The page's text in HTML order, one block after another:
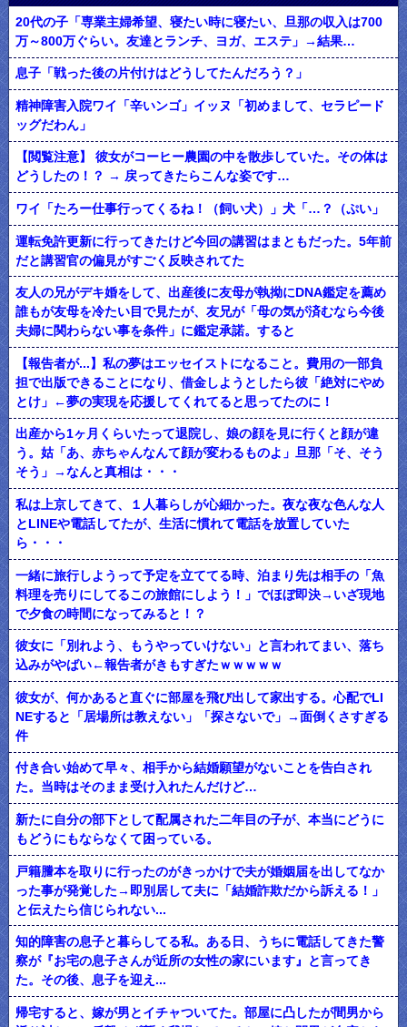
20代の子「専業主婦希望、寝たい時に寝たい、旦那の収入は700
万～800万ぐらい。友達とランチ、ヨガ、エステ」→結果…
息子「戦った後の片付けはどうしてたんだろう？」
精神障害入院ワイ「辛いンゴ」イッヌ「初めまして、セラピード
ッグだわん」
【閲覧注意】 彼女がコーヒー農園の中を散歩していた。その体は
どうしたの！？ → 戻ってきたらこんな姿です…
ワイ「たろー仕事行ってくるね！（飼い犬）」犬「…？（ぷい」
運転免許更新に行ってきたけど今回の講習はまともだった。5年前
だと講習官の偏見がすごく反映されてた
友人の兄がデキ婚をして、出産後に友母が執拗にDNA鑑定を薦め
誰もが友母を冷たい目で見たが、友兄が「母の気が済むなら今後
夫婦に関わらない事を条件」に鑑定承諾。すると
【報告者が...】私の夢はエッセイストになること。費用の一部負
担で出版できることになり、借金しようとしたら彼「絶対にやめ
とけ」←夢の実現を応援してくれてると思ってたのに！
出産から1ヶ月くらいたって退院し、娘の顔を見に行くと顔が違
う。姑「あ、赤ちゃんなんて顔が変わるものよ」旦那「そ、そう
そう」→なんと真相は・・・
私は上京してきて、１人暮らしが心細かった。夜な夜な色んな人
とLINEや電話してたが、生活に慣れて電話を放置していた
ら・・・
一緒に旅行しようって予定を立ててる時、泊まり先は相手の「魚
料理を売りにしてるこの旅館にしよう！」でほぼ即決→いざ現地
で夕食の時間になってみると！？
彼女に「別れよう、もうやっていけない」と言われてまい、落ち
込みがやばい←報告者がきもすぎたｗｗｗｗｗ
彼女が、何かあると直ぐに部屋を飛び出して家出する。心配でLI
NEすると「居場所は教えない」「探さないで」→面倒くさすぎる
件
付き合い始めて早々、相手から結婚願望がないことを告白され
た。当時はそのまま受け入れたんだけど…
新たに自分の部下として配属された二年目の子が、本当にどうに
もどうにもならなくて困っている。
戸籍謄本を取りに行ったのがきっかけで夫が婚姻届を出してなか
った事が発覚した→即別居して夫に「結婚詐欺だから訴える！」
と伝えたら信じられない...
知的障害の息子と暮らしてる私。ある日、うちに電話してきた警
察が『お宅の息子さんが近所の女性の家にいます』と言ってき
た。その後、息子を迎え...
帰宅すると、嫁が男とイチャついてた。部屋に凸したが間男から